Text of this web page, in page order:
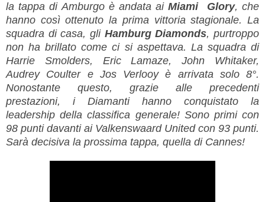
la tappa di Amburgo è andata aiMiami Glory, che
hanno così ottenuto la prima vittoria stagionale. La
squadra di casa, gli Hamburg Diamonds, purtroppo
non ha brillato come ci si aspettava. La squadra di
Harrie Smolders, Eric Lamaze, John Whitaker,
Audrey Coulter e Jos Verlooy è arrivata solo 8°.
Nonostante questo, grazie alle precedenti
prestazioni, i Diamanti hanno conquistato la
leadership della classifica generale! Sono primi con
98 punti davanti ai Valkenswaard United con 93 punti.
Sarà decisiva la prossima tappa, quella di Cannes!